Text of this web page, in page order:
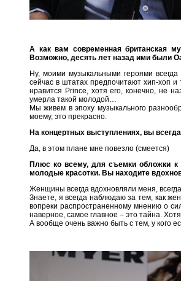
А как вам современная британская
Возможно, десять лет назад ими были
Ну, моими музыкальными героями
сейчас в штатах предпочитают хип-хоп
нравится Prince, хотя его, конечно, не
умерла такой молодой…
Мы живем в эпоху музыкального
моему, это прекрасно.
На концертных выступлениях, вы
Да, в этом плане мне повезло (смеется)
Плюс ко всему, для съемки обложки к
молодые красотки. Вы находите
Женщины всегда вдохновляли меня,
Знаете, я всегда наблюдаю за тем, как
вопреки распространенному мнению о
наверное, самое главное – это тайна.
А вообще очень важно быть с тем, у кого